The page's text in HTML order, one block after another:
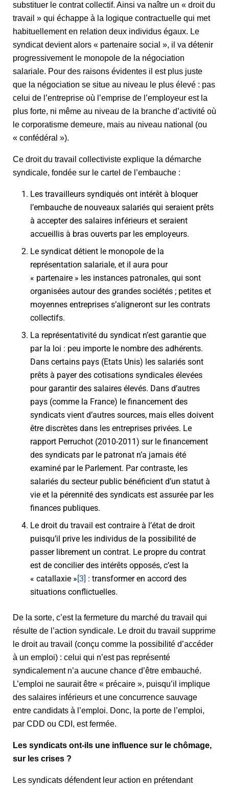
substituer le contrat collectif. Ainsi va naître un « droit du
travail » qui échappe à la logique contractuelle qui met
habituellement en relation deux individus égaux. Le
syndicat devient alors « partenaire social », il va détenir
progressivement le monopole de la négociation
salariale. Pour des raisons évidentes il est plus juste
que la négociation se situe au niveau le plus élevé : pas
celui de l’entreprise où l’emprise de l’employeur est la
plus forte, ni même au niveau de la branche d’activité où
le corporatisme demeure, mais au niveau national (ou
« confédéral »).
Ce droit du travail collectiviste explique la démarche
syndicale, fondée sur le cartel de l’embauche :
Les travailleurs syndiqués ont intérêt à bloquer
l’embauche de nouveaux salariés qui seraient prêts
à accepter des salaires inférieurs et seraient
accueillis à bras ouverts par les employeurs.
Le syndicat détient le monopole de la
représentation salariale, et il aura pour
« partenaire » les instances patronales, qui sont
organisées autour des grandes sociétés ; petites et
moyennes entreprises s’aligneront sur les contrats
collectifs.
La représentativité du syndicat n’est garantie que
par la loi : peu importe le nombre des adhérents.
Dans certains pays (Etats Unis) les salariés sont
prêts à payer des cotisations syndicales élevées
pour garantir des salaires élevés. Dans d’autres
pays (comme la France) le financement des
syndicats vient d’autres sources, mais elles doivent
être discrètes dans les entreprises privées. Le
rapport Perruchot (2010-2011) sur le financement
des syndicats par le patronat n’a jamais été
examiné par le Parlement. Par contraste, les
salariés du secteur public bénéficient d’un statut à
vie et la pérennité des syndicats est assurée par les
finances publiques.
Le droit du travail est contraire à l’état de droit
puisqu’il prive les individus de la possibilité de
passer librement un contrat. Le propre du contrat
est de concilier des intérêts opposés, c’est la
« catallaxie »[3] : transformer en accord des
situations conflictuelles.
De la sorte, c’est la fermeture du marché du travail qui
résulte de l’action syndicale. Le droit du travail supprime
le droit au travail (conçu comme la possibilité d’accéder
à un emploi) : celui qui n’est pas représenté
syndicalement n’a aucune chance d’être embauché.
L’emploi ne saurait être « précaire », puisqu’il implique
des salaires inférieurs et une concurrence sauvage
entre candidats à l’emploi. Donc, la porte de l’emploi,
par CDD ou CDI, est fermée.
Les syndicats ont-ils une influence sur le chômage,
sur les crises ?
Les syndicats défendent leur action en prétendant